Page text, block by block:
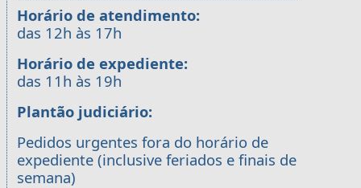
Horário de atendimento:
das 12h às 17h
Horário de expediente:
das 11h às 19h
Plantão judiciário:
Pedidos urgentes fora do horário de
expediente (inclusive feriados e finais de
semana)